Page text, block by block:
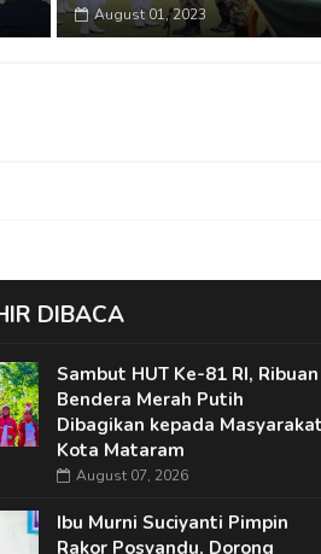
August 01, 2023
DIBACA
Sambut HUT Ke-81 RI, Ribuan
Bendera Merah Putih
Dibagikan kepada Masyarakat
Kota Mataram
August 07, 2026
Ibu Murni Suciyanti Pimpin
Rakor Posyandu, Dorong